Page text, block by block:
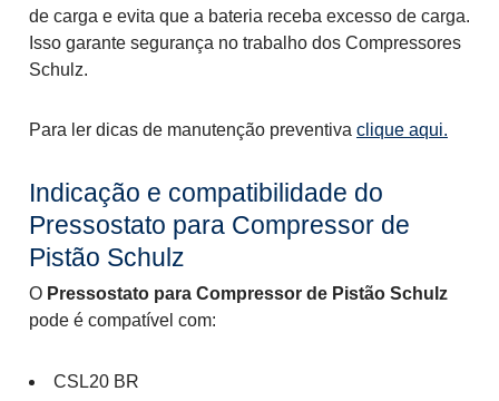
de carga e evita que a bateria receba excesso de carga.
Isso garante segurança no trabalho dos Compressores
Schulz.
Para ler dicas de manutenção preventiva clique aqui.
Indicação e compatibilidade do
Pressostato para Compressor de
Pistão Schulz
O Pressostato para Compressor de Pistão Schulz
pode é compatível com:
CSL20 BR